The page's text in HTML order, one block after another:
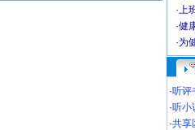
·上
·健
·为
·听评
·听小
·共享